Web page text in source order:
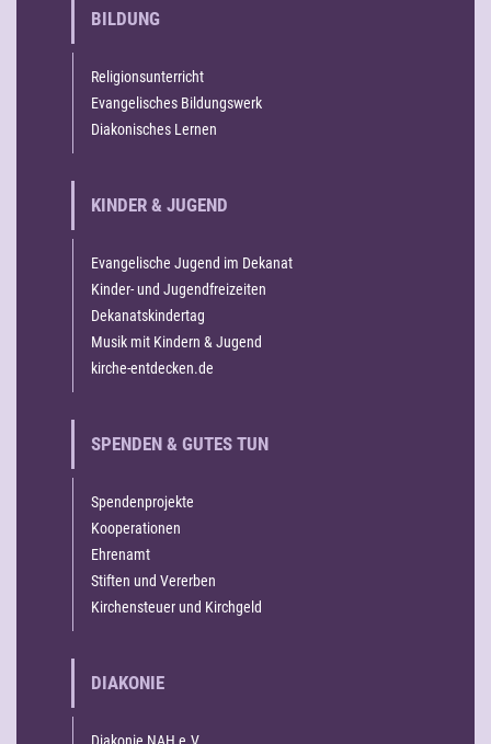
BILDUNG
Religionsunterricht
Evangelisches Bildungswerk
Diakonisches Lernen
KINDER & JUGEND
Evangelische Jugend im Dekanat
Kinder- und Jugendfreizeiten
Dekanatskindertag
Musik mit Kindern & Jugend
kirche-entdecken.de
SPENDEN & GUTES TUN
Spendenprojekte
Kooperationen
Ehrenamt
Stiften und Vererben
Kirchensteuer und Kirchgeld
DIAKONIE